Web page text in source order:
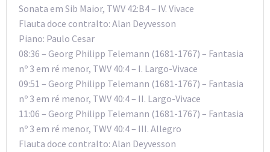
Sonata em Sib Maior, TWV 42:B4 – IV. Vivace
Flauta doce contralto: Alan Deyvesson
Piano: Paulo Cesar
08:36 – Georg Philipp Telemann (1681-1767) – Fantasia
nº 3 em ré menor, TWV 40:4 – I. Largo-Vivace
09:51 – Georg Philipp Telemann (1681-1767) – Fantasia
nº 3 em ré menor, TWV 40:4 – II. Largo-Vivace
11:06 – Georg Philipp Telemann (1681-1767) – Fantasia
nº 3 em ré menor, TWV 40:4 – III. Allegro
Flauta doce contralto: Alan Deyvesson